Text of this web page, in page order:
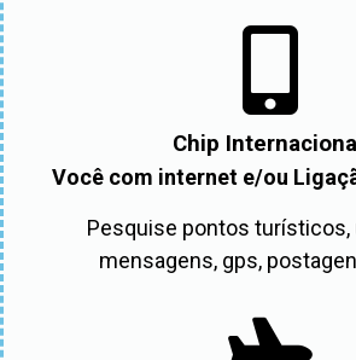
Chip Internacional
Você com internet e/ou
Pesquise pontos turísticos,
mensagens, gps,